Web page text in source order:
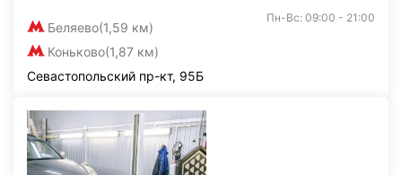
Беляево(1,59 км)
Коньково(1,87 км)
Пн-Вс: 09:00 - 21:00
Севастопольский пр-кт, 95Б